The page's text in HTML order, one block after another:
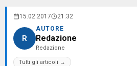
15.02.2017 21:32
R
AUTORE
Redazione
Redazione
Tutti gli articoli →